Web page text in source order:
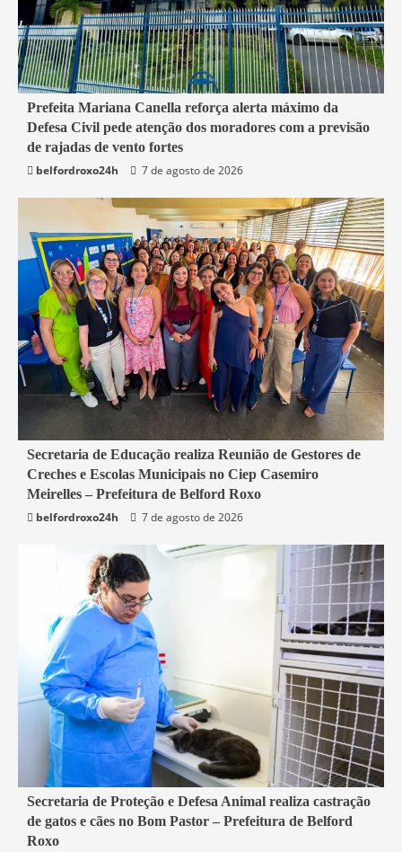
1 min read
Belford Roxo
Prefeita Mariana Canella reforça alerta máximo da
Defesa Civil pede atenção dos moradores com a previsão
de rajadas de vento fortes
belfordroxo24h
7 de agosto de 2026
4 min read
Belford Roxo
Secretaria de Educação realiza Reunião de Gestores de
Creches e Escolas Municipais no Ciep Casemiro
Meirelles – Prefeitura de Belford Roxo
belfordroxo24h
7 de agosto de 2026
2 min read
Belford Roxo
Secretaria de Proteção e Defesa Animal realiza castração
de gatos e cães no Bom Pastor – Prefeitura de Belford
Roxo